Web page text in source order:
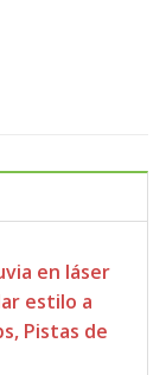
en láser
estilo a
Pistas de